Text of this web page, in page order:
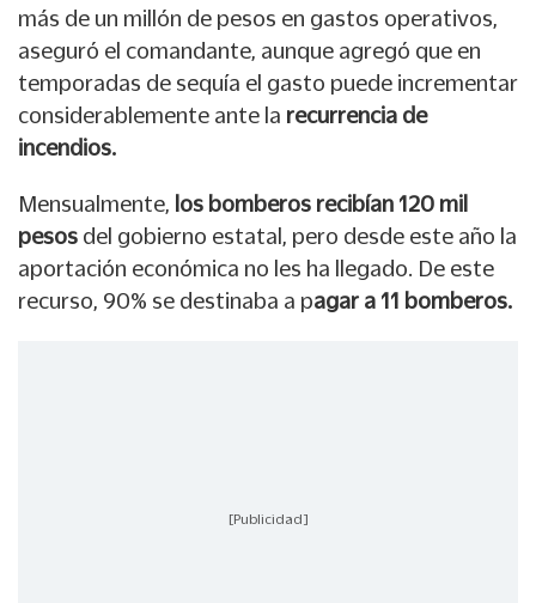
más de un millón de pesos en gastos operativos,
aseguró el comandante, aunque agregó que en
temporadas de sequía el gasto puede incrementar
considerablemente ante la recurrencia de
incendios.
Mensualmente, los bomberos recibían 120 mil
pesos del gobierno estatal, pero desde este año la
aportación económica no les ha llegado. De este
recurso, 90% se destinaba a pagar a 11 bomberos.
[Publicidad]